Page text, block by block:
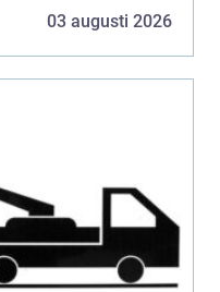
03 augusti 2026